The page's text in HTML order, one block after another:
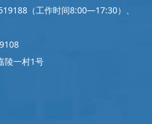
（工作时间8:00—17:30）、
陵一村1号